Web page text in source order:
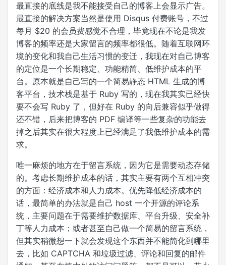
最直接的底线是我不能接受自己的博客上会显示广告。
最直接的解决方案当然是使用 Disqus 付费账号，不过
每月 $20 的会员费感觉不合理，毕竟现在不论是我发
博客的频率还是大家留言的频率都很低。随着互联网环
境的变化和我自己生活习惯的变迁，我现在对自己博客
的定位是一个长期稳定、功能精简、低维护成本的平
台。原本就是自己写的一个简易静态 HTML 生成的博
客平台，技术栈是基于 Ruby 写的，现在我其实已经快
要不会写 Ruby 了，但好在 Ruby 的向后兼容似乎做得
还不错，后来把博客的 PDF 编译等一些复杂的功能去
掉之后其实在很大程度上已经满足了我低维护成本的需
求。
唯一麻烦的地方在于留言系统，因为它是需要动态存储
的。考虑长期维护成本的话，其实主要有两个互相冲突
的方面：经济成本和人力成本。优先降低经济成本的
话，最简单的办法就是自己 host 一个开源的评论系
统，主要问题在于需要维护数据库、平台升级、安全补
丁等人力成本；或者甚至自己做一个简易的留言系统，
但其实稍微想一下就会发现这个东西并不能简化到哪里
去，比如 CAPTCHA 和垃圾过滤、评论和回复的邮件